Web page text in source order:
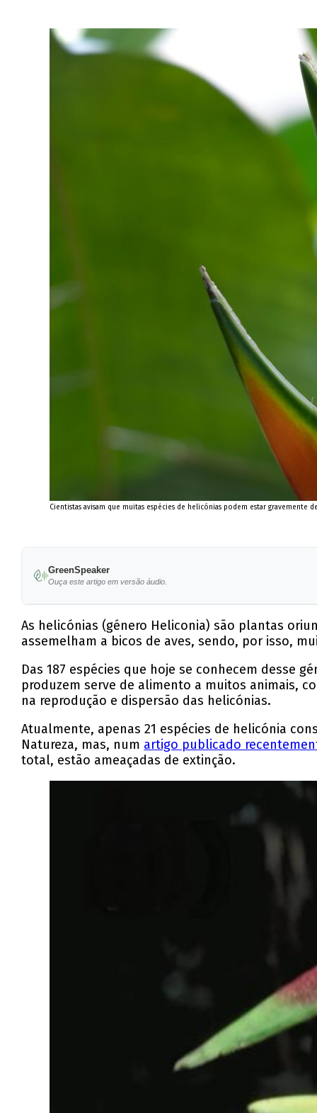
Cientistas avisam que muitas espécies de helicónias podem estar gravemente
GreenSpeaker
Ouça este artigo em versão áudio.
As helicónias (género Heliconia) são plantas
assemelham a bicos de aves, sendo, por isso,
Das 187 espécies que hoje se conhecem desse
produzem serve de alimento a muitos animais,
na reprodução e dispersão das helicónias.
Atualmente, apenas 21 espécies de helicónia
Natureza, mas, num artigo publicado
total, estão ameaçadas de extinção.